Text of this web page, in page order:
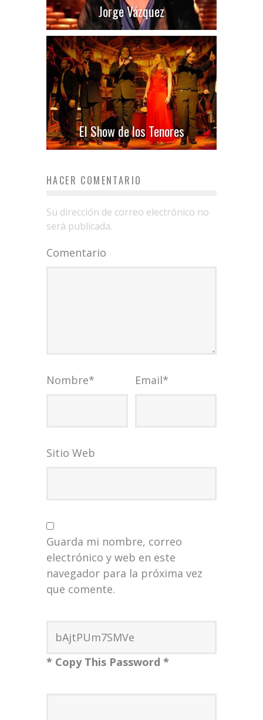
Jorge Vázquez
El Show de los Tenores
HACER COMENTARIO
Su dirección de correo electrónico no
será publicada.
Comentario
Nombre* Email*
Sitio Web
Guarda mi nombre, correo
electrónico y web en este
navegador para la próxima vez
que comente.
* Copy This Password *